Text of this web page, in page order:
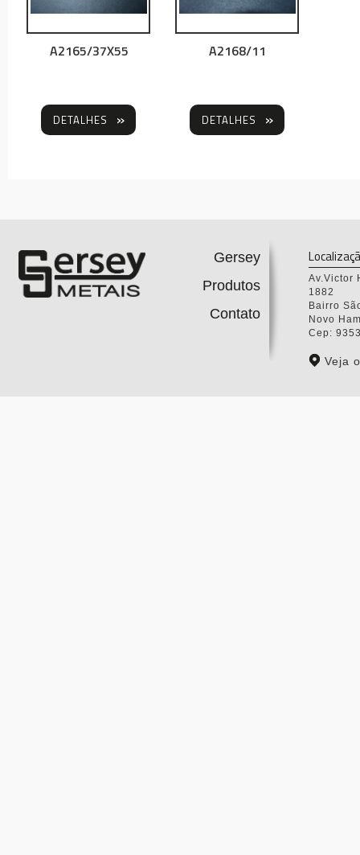
A2165/37X55
DETALHES
A2168/11
DETALHES
Gersey
Produtos
Contato
Av.Victor
1882
Bairro
Novo
Cep:
Veja